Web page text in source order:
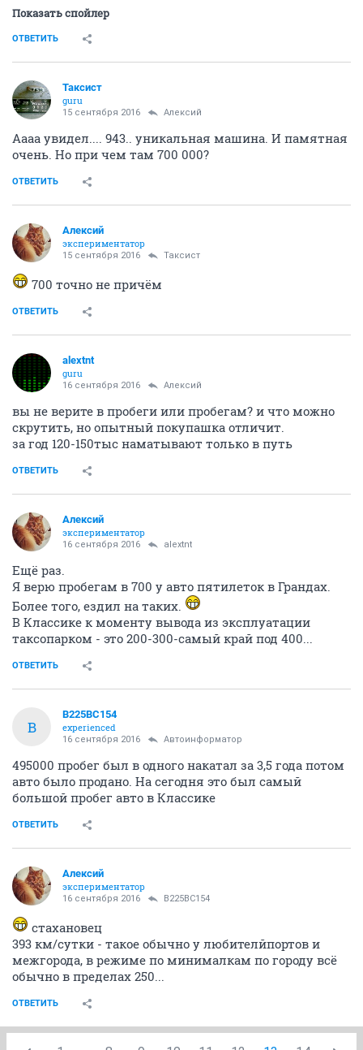
Показать спойлер
ОТВЕТИТЬ
Таксист
guru
15 сентября 2016 Алексий
Аааа увидел.... 943.. уникальная машина. И памятная
очень. Но при чем там 700 000?
ОТВЕТИТЬ
Алексий
экспериментатор
15 сентября 2016 Таксист
700 точно не причём
ОТВЕТИТЬ
alextnt
guru
16 сентября 2016 Алексий
вы не верите в пробеги или пробегам? и что можно
скрутить, но опытный покупашка отличит.
за год 120-150тыс наматывают только в путь
ОТВЕТИТЬ
Алексий
экспериментатор
16 сентября 2016 alextnt
Ещё раз.
Я верю пробегам в 700 у авто пятилеток в Грандах.
Более того, ездил на таких.
В Классике к моменту вывода из эксплуатации
таксопарком - это 200-300-самый край под 400...
ОТВЕТИТЬ
В
В225ВС154
experienced
16 сентября 2016 Автоинформатор
495000 пробег был в одного накатал за 3,5 года потом
авто было продано. На сегодня это был самый
большой пробег авто в Классике
ОТВЕТИТЬ
Алексий
экспериментатор
16 сентября 2016 В225ВС154
стахановец
393 км/сутки - такое обычно у любителйпортов и
межгорода, в режиме по минималкам по городу всё
обычно в пределах 250...
ОТВЕТИТЬ